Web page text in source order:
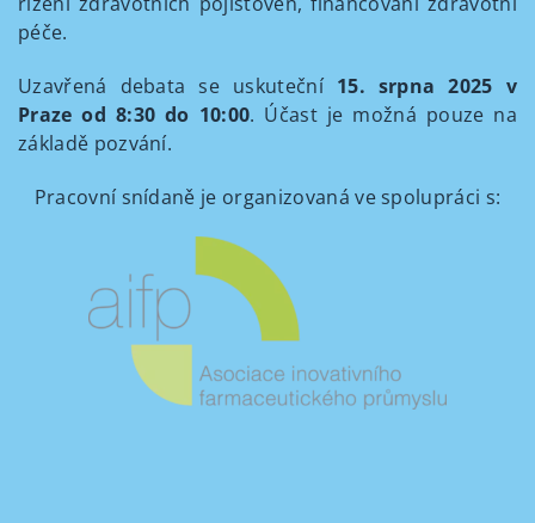
péče.
Uzavřená debata se uskuteční 15. srpna 2025 v
Praze od 8:30 do 10:00. Účast je možná pouze na
základě pozvání.
Pracovní snídaně je organizovaná ve spolupráci s: